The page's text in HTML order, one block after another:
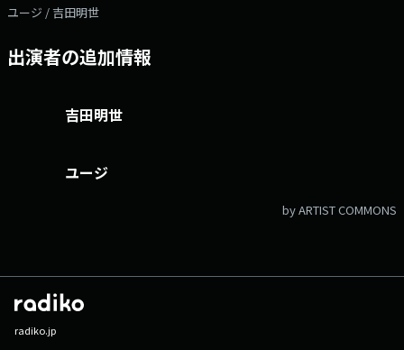
マは「成果は120件中1件…日本版DOGE を無駄にしないために」 政策
庁の自主点検が出そろい、120件の優遇制度のうち “廃止の方向”が示され
たのは1件だけ。 行政のムダをどう減らすのか？日本版DOGEの課題と可
す！」 …というパパやママのリアルな声をお届けします。
本文学 がブーム」 コナン・ドイル、アガサ・クリスティー… ミステ
賞ダガー賞に覆面作家・雨穴 さんの『変な絵』が最終候補入り 昨年は、
王谷晶 さんの『ババヤガの夜』が翻訳部門を受賞 なぜ今、日本文学が
ユージ / 吉田明世
出演者の追加情報
吉田明世
ユージ
by ARTIST COMMONS
radiko.jp